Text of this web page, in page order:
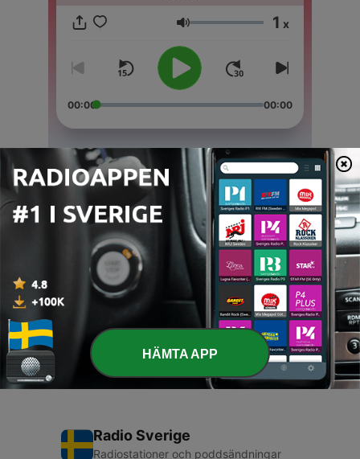
Volym 1 x
00:00 00:00
Avsnitt
23 - Example Evening
12 Mar 2021
Mix EDM veloce
01 Jan 2021
9 Dance Inverno 2011-2012
03 Mar 2018
Radio Sverige
Radiostationer och poddsändningar
HÄMTA APP